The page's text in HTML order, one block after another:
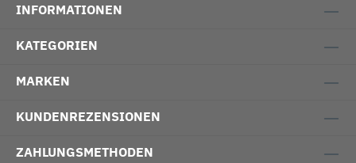
INFORMATIONEN
KATEGORIEN
MARKEN
KUNDENREZENSIONEN
ZAHLUNGSMETHODEN